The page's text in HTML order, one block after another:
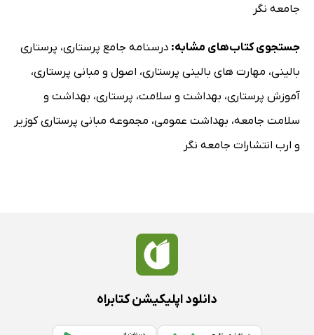
جامعه نگر
جستجوی کتاب‌های مشابه: درسنامه جامع پرستاری، پرستاری
بالینی، مهارت های بالینی پرستاری، اصول و مبانی پرستاری،
آموزش پرستاری، بهداشت و سلامت، پرستاری، بهداشت و
سلامت جامعه، بهداشت عمومی، مجموعه مبانی پرستاری کوزیر
و ارب انتشارات جامعه نگر
دانلود اپلیکیشن کتابراه